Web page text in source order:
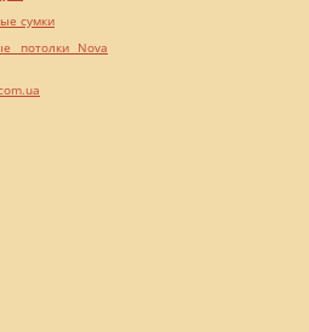
сумки
потолки Nova